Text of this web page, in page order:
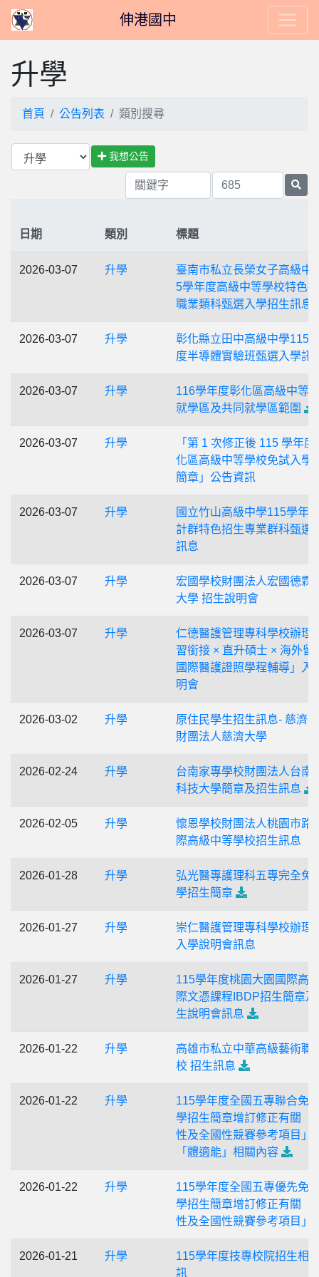
伸港國中
升學
首頁 公告列表 類別搜尋
我想公告
日期 類別 標題
2026-03-07 升學
臺南市私立長榮女子高級中
5學年度高級中等學校特色
職業類科甄選入學招生訊息
2026-03-07 升學
彰化縣立田中高級中學115
度半導體實驗班甄選入學訊
2026-03-07 升學
116學年度彰化區高級中等
就學區及共同就學區範圍
2026-03-07 升學
「第 1 次修正後 115 學年度
化區高級中等學校免試入學
簡章」公告資訊
2026-03-07 升學
國立竹山高級中學115學年
計群特色招生專業群科甄選
訊息
2026-03-07 升學
宏國學校財團法人宏國德霖
大學 招生說明會
2026-03-07 升學
仁德醫護管理專科學校辦理
習銜接 × 直升碩士 × 海外留
國際醫護證照學程輔導」入
明會
2026-03-02 升學
原住民學生招生訊息- 慈濟
財團法人慈濟大學
2026-02-24 升學
台南家專學校財團法人台南
科技大學簡章及招生訊息
2026-02-05 升學
懷恩學校財團法人桃園市路
際高級中等學校招生訊息
2026-01-28 升學
弘光醫專護理科五專完全免
學招生簡章
2026-01-27 升學
崇仁醫護管理專科學校辦理
入學說明會訊息
2026-01-27 升學
115學年度桃園大園國際高
際文憑課程IBDP招生簡章及
生說明會訊息
2026-01-22 升學
高雄市私立中華高級藝術職
校 招生訊息
2026-01-22 升學
115學年度全國五專聯合免
學招生簡章增訂修正有關「
性及全國性競賽參考項目」
「體適能」相關內容
2026-01-22 升學
115學年度全國五專優先免
學招生簡章增訂修正有關「
性及全國性競賽參考項目」
2026-01-21 升學
115學年度技專校院招生相
訊